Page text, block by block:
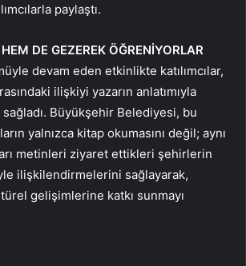
paylaştı.
DE GEZEREK ÖĞRENİYORLAR
devam eden etkinlikte katılımcılar,
ilişkiyi yazarın anlatımıyla
Büyükşehir Belediyesi, bu
yalnızca kitap okumasını değil; aynı
metinleri ziyaret ettikleri şehirlerin
ilişkilendirmelerini sağlayarak,
gelişimlerine katkı sunmayı